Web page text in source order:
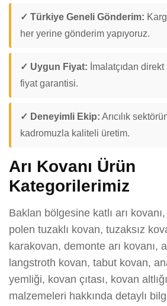
✓ Türkiye Geneli Gönderim:
her yerine gönderim yapıyoruz.
✓ Uygun Fiyat: İmalatçıdan
fiyat garantisi.
✓ Deneyimli Ekip: Arıcılık
kadromuzla kaliteli üretim.
Arı Kovanı Ürün
Kategorilerimiz
Baklan bölgesine katlı arı kovanı,
polen tuzaklı kovan, tuzaksız
karakovan, demonte arı kovanı,
langstroth kovan, tabut kovan,
yemliği, kovan çıtası, kovan
malzemeleri hakkında detaylı